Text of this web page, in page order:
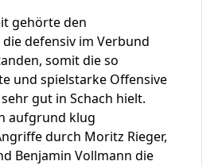
gehörte den
defensiv im Verbund
somit die so
und spielstarke Offensive
gut in Schach hielt.
aufgrund klug
durch Moritz Rieger,
Benjamin Vollmann die